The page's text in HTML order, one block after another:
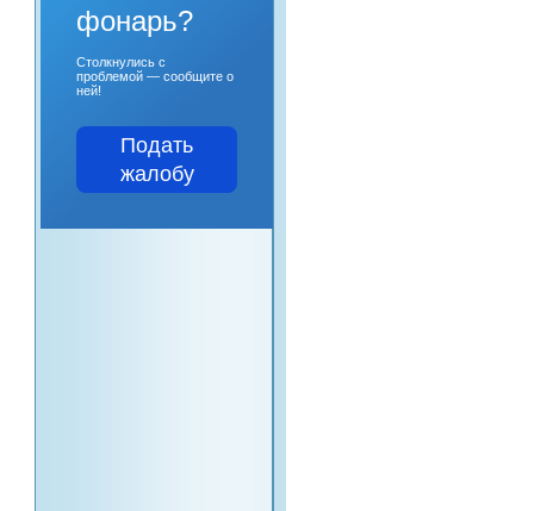
фонарь?
Столкнулись с
проблемой — сообщите о
ней!
Подать
жалобу